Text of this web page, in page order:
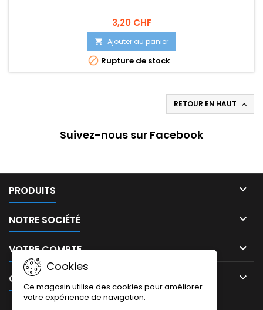
3,20 CHF
 Ajouter au panier
 Rupture de stock
RETOUR EN HAUT 
Suivez-nous sur Facebook
PRODUITS 
NOTRE SOCIÉTÉ 
VOTRE COMPTE 
CONTACT 
Cookies
Ce magasin utilise des cookies pour améliorer
votre expérience de navigation.